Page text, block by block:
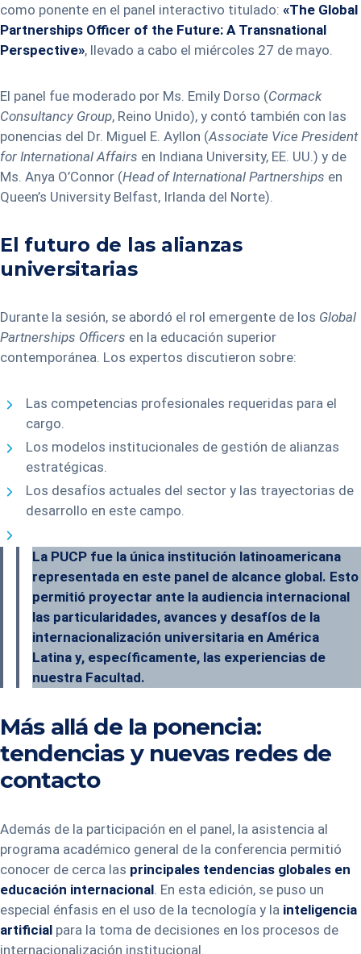
como ponente en el panel interactivo titulado: «The Global
Partnerships Officer of the Future: A Transnational
Perspective», llevado a cabo el miércoles 27 de mayo.
El panel fue moderado por Ms. Emily Dorso (Cormack
Consultancy Group, Reino Unido), y contó también con las
ponencias del Dr. Miguel E. Ayllon (Associate Vice President
for International Affairs en Indiana University, EE. UU.) y de
Ms. Anya O’Connor (Head of International Partnerships en
Queen’s University Belfast, Irlanda del Norte).
El futuro de las alianzas
universitarias
Durante la sesión, se abordó el rol emergente de los Global
Partnerships Officers en la educación superior
contemporánea. Los expertos discutieron sobre:
Las competencias profesionales requeridas para el
cargo.
Los modelos institucionales de gestión de alianzas
estratégicas.
Los desafíos actuales del sector y las trayectorias de
desarrollo en este campo.
La PUCP fue la única institución latinoamericana
representada en este panel de alcance global. Esto
permitió proyectar ante la audiencia internacional
las particularidades, avances y desafíos de la
internacionalización universitaria en América
Latina y, específicamente, las experiencias de
nuestra Facultad.
Más allá de la ponencia:
tendencias y nuevas redes de
contacto
Además de la participación en el panel, la asistencia al
programa académico general de la conferencia permitió
conocer de cerca las principales tendencias globales en
educación internacional. En esta edición, se puso un
especial énfasis en el uso de la tecnología y la inteligencia
artificial para la toma de decisiones en los procesos de
internacionalización institucional.